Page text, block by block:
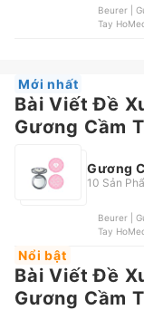
Beurer |
Tay
Mới nhất
Bài Viết Đề
Gương Cầm
Gương
10 Sản
Beurer |
Tay
Nổi bật
Bài Viết Đề
Gương Cầm